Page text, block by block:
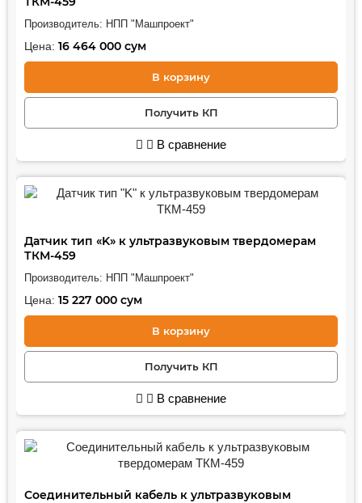
Производитель: НПП "Машпроект"
Цена: 16 464 000 сум
В корзину
Получить КП
В сравнение
Датчик тип «K» к ультразвуковым твердомерам
ТКМ-459
Производитель: НПП "Машпроект"
Цена: 15 227 000 сум
В корзину
Получить КП
В сравнение
Соединительный кабель к ультразвуковым